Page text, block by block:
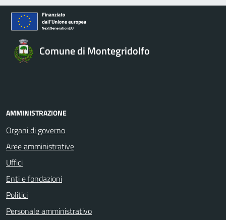
Comune di Montegridolfo
AMMINISTRAZIONE
Organi di governo
Aree amministrative
Uffici
Enti e fondazioni
Politici
Personale amministrativo